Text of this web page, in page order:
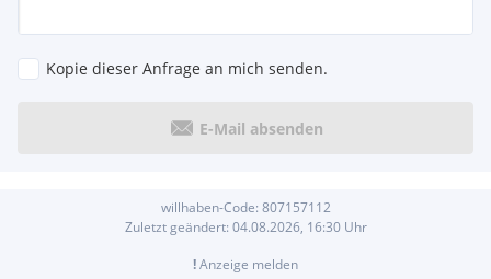
Kopie dieser Anfrage an mich senden.
E-Mail absenden
willhaben-Code: 807157112
Zuletzt geändert: 04.08.2026, 16:30Uhr
!Anzeige melden